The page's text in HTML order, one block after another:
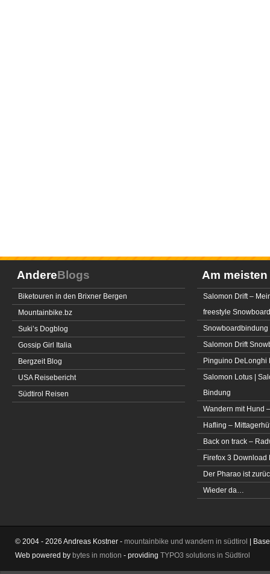
AndereBlogs
Biketouren in den Brixner Bergen
Mountainbike.bz
Suki’s Dogblog
Gossip Girl Italia
Bergzeit Blog
USA Reisebericht
Südtirol Reisen
Am meisten
Salomon Drift –
freestyle Snowboard
Snowboardbindung
Salomon Drift
Pinguino DeLonghi
Salomon Lotus |
Bindung
Wandern mit Hund
Hafling –
Back on track –
Firefox 3 Download
Der Pharao ist
Wieder da…
© 2004 - 2026 Andreas Kostner - mountainbike und wandern in südtirol |
Web powered by bytes in motion - providing TYPO3 solutions in Südtirol